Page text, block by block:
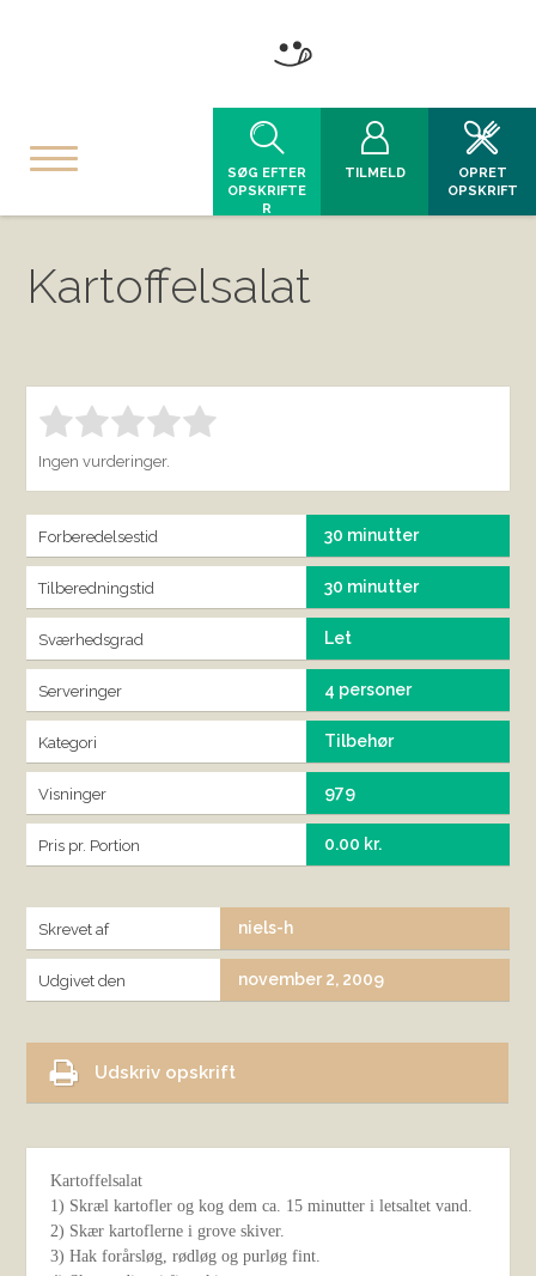
SØG EFTER
OPSKRIFTE
R
TILMELD
OPRET
OPSKRIFT
Kartoffelsalat
Bedøm denne vare: 1.00
Ingen vurderinger.
Forberedelsestid 30 minutter
Tilberedningstid 30 minutter
Sværhedsgrad Let
Serveringer 4 personer
Kategori Tilbehør
Visninger 979
Pris pr. Portion 0.00 kr.
Skrevet af niels-h
Udgivet den november 2, 2009
Udskriv opskrift
Kartoffelsalat
1) Skræl kartofler og kog dem ca. 15 minutter i letsaltet vand.
2) Skær kartoflerne i grove skiver.
3) Hak forårsløg, rødløg og purløg fint.